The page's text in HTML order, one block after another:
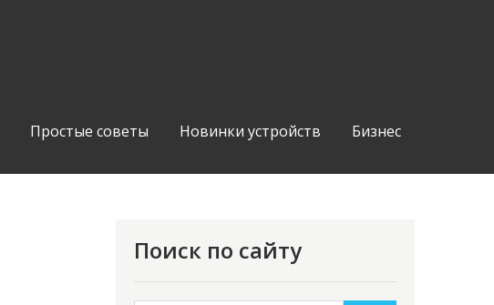
Простые советы Новинки устройств Бизнес
Поиск по сайту